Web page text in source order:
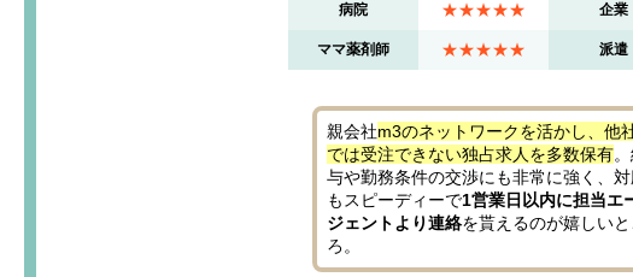
病院 ★★★★★ 企業
ママ薬剤師 ★★★★★ 派遣
親会社m3のネットワークを活かし、他
では受注できない独占求人を多数保有
与や勤務条件の交渉にも非常に強く、
もスピーディーで1営業日以内に担当エ
ジェントより連絡を貰えるのが嬉しいと
ろ。